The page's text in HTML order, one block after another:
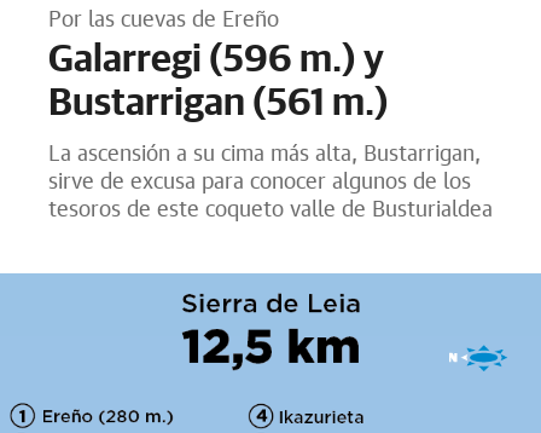
Por las cuevas de Ereño
Galarregi (596 m.) y
Bustarrigan (561 m.)
La ascensión a su cima más alta, Bustarrigan,
sirve de excusa para conocer algunos de los
tesoros de este coqueto valle de Busturialdea